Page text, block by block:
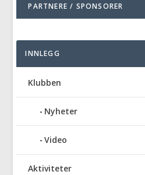
PARTNERE / SPONSORER
INNLEGG
Klubben
Nyheter
Video
Aktiviteter